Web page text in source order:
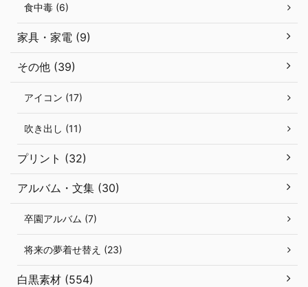
食中毒 (6)
家具・家電 (9)
その他 (39)
アイコン (17)
吹き出し (11)
プリント (32)
アルバム・文集 (30)
卒園アルバム (7)
将来の夢着せ替え (23)
白黒素材 (554)